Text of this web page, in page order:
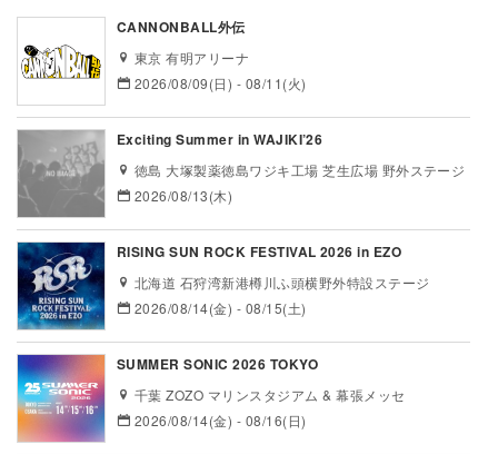
CANNONBALL外伝
東京 有明アリーナ
2026/08/09(日) - 08/11(火)
Exciting Summer in WAJIKI’26
徳島 大塚製薬徳島ワジキ工場 芝生広場 野外ステージ
2026/08/13(木)
RISING SUN ROCK FESTIVAL 2026 in EZO
北海道 石狩湾新港樽川ふ頭横野外特設ステージ
2026/08/14(金) - 08/15(土)
SUMMER SONIC 2026 TOKYO
千葉 ZOZO マリンスタジアム & 幕張メッセ
2026/08/14(金) - 08/16(日)